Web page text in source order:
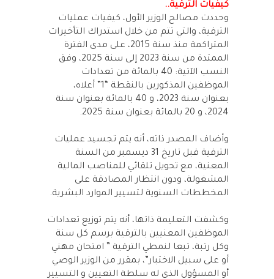
كيفيات الترقية..
وحددت مصالح الوزير الأول، كيفيات عمليات
الترقية، والتي تتم من خلال استدراك التأخيرات
المتراكمة منذ سنة 2015، على مدى الفترة
الممتدة من سنة 2023 إلى سنة 2025، وفق
النسب الآتية: 40 بالمائة من تعدادات
الموظفين المذكورين بالنقطة “1” أعلاه،
بعنوان سنة 2023، و 40 بالمائة بعنوان سنة
2024، و 20 بالمائة بعنوان سنة 2025.
وأضاف المصدر ذاته، أنه يتم تجسيد عمليات
الترقية قبل تاريخ 31 ديسمبر من السنة
المعنية، مع تحويل تلقائي للمناصب المالية
المشغولة، ودون انتظار المصادقة على
المخططات السنوية لتسيير الموارد البشرية.
وكشفت التعليمة ذاتها، أنه يتم توزيع تعدادات
الموظفين المعنيين بالترقية برسم كل سنة
وكل رتبة، تبعا لنمطي الترقية ” امتحان مهني
أو على سبيل الاختبار”، بمقرر من الوزير الوصي
أو المسؤول الذي له سلطة التعيين و التسيير